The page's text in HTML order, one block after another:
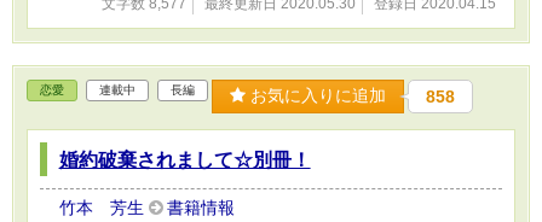
恋愛 連載中 長編 お気に入りに追加 858
婚約破棄されまして☆別冊！
竹本 芳生 書籍情報